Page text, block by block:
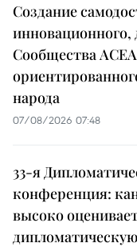
Создание
инновационного,
Сообщества
народа
07/08/2026 07:48
33-я
конференция:
высоко